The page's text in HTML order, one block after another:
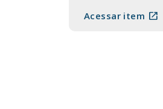
Acessar item open_in_new